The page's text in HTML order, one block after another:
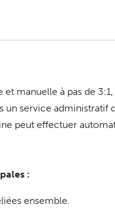
manuelle à pas de
un service administratif
peut effectuer
:
ensemble.